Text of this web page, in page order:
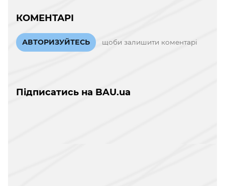
КОМЕНТАРІ
АВТОРИЗУЙТЕСЬ щоби залишити коментарі
Підписатись на BAU.ua